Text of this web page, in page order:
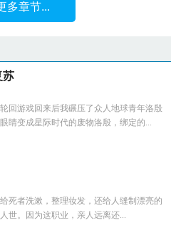
多章节...
苏
回游戏回来后我碾压了众人地球青年洛殷
睛变成星际时代的废物洛殷，绑定的...
死者洗漱，整理妆发，还给人缝制漂亮的
世。因为这职业，亲人远离还...